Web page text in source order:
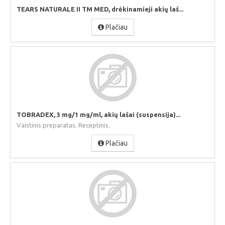
TEARS NATURALE II TM MED, drėkinamieji akių laš...
Plačiau
TOBRADEX, 3 mg/1 mg/ml, akių lašai (suspensija)...
Vaistinis preparatas. Receptinis.
Plačiau